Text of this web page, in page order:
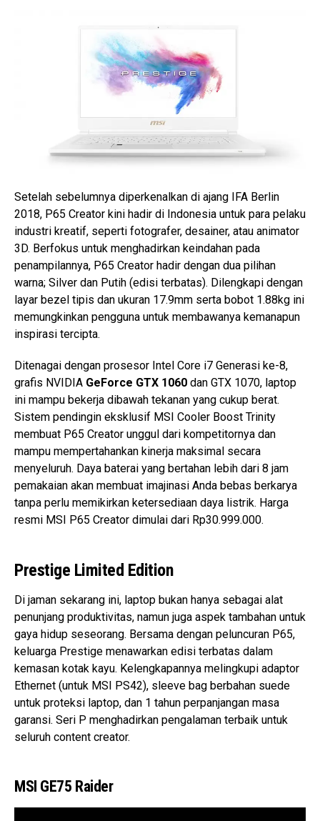
Setelah sebelumnya diperkenalkan di ajang IFA Berlin
2018, P65 Creator kini hadir di Indonesia untuk para pelaku
industri kreatif, seperti fotografer, desainer, atau animator
3D. Berfokus untuk menghadirkan keindahan pada
penampilannya, P65 Creator hadir dengan dua pilihan
warna; Silver dan Putih (edisi terbatas). Dilengkapi dengan
layar bezel tipis dan ukuran 17.9mm serta bobot 1.88kg ini
memungkinkan pengguna untuk membawanya kemanapun
inspirasi tercipta.
Ditenagai dengan prosesor Intel Core i7 Generasi ke-8,
grafis NVIDIA GeForce GTX 1060 dan GTX 1070, laptop
ini mampu bekerja dibawah tekanan yang cukup berat.
Sistem pendingin eksklusif MSI Cooler Boost Trinity
membuat P65 Creator unggul dari kompetitornya dan
mampu mempertahankan kinerja maksimal secara
menyeluruh. Daya baterai yang bertahan lebih dari 8 jam
pemakaian akan membuat imajinasi Anda bebas berkarya
tanpa perlu memikirkan ketersediaan daya listrik. Harga
resmi MSI P65 Creator dimulai dari Rp30.999.000.
Prestige Limited Edition
Di jaman sekarang ini, laptop bukan hanya sebagai alat
penunjang produktivitas, namun juga aspek tambahan untuk
gaya hidup seseorang. Bersama dengan peluncuran P65,
keluarga Prestige menawarkan edisi terbatas dalam
kemasan kotak kayu. Kelengkapannya melingkupi adaptor
Ethernet (untuk MSI PS42), sleeve bag berbahan suede
untuk proteksi laptop, dan 1 tahun perpanjangan masa
garansi. Seri P menghadirkan pengalaman terbaik untuk
seluruh content creator.
MSI GE75 Raider